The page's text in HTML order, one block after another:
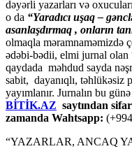
dəyərli yazarları və
o da “Yaradıcı uşaq –
asanlaşdırmaq , onların
olmaqla məramnaməmizdə
ədəbi-bədii, elmi jurnal olan
qaydada məhdud sayda
sabit, dayanıqlı,
yayımlanır. Jurnalın bu
BİTİK.AZ saytından
zamanda Wahtsapp:
“YAZARLAR, ANCAQ